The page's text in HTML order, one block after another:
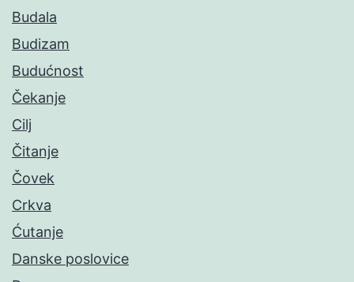
Budala
Budizam
Budućnost
Čekanje
Cilj
Čitanje
Čovek
Crkva
Ćutanje
Danske poslovice